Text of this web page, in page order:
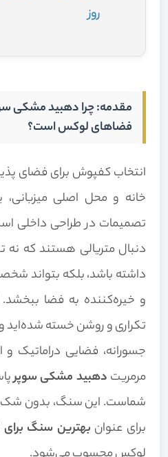
روز
مقدمه: چرا دهبید مشکی
فضاهای لوکس است؟
انتخاب کفپوش برای فضای
خانه و محل اصلی میزبانی،
تصمیمات در طراحی داخلی
دنبال متریالی هستند که نه
داشته باشد، بلکه بتواند
و خیره‌کننده به فضا
تکراری و روشن خسته شده‌اید
جسورانه، فضایی دراماتیک
مرمریت دهبید مشکی سوپر
شماست. این سنگ، بدون شک
برای عنوان بهترین سنگ برای